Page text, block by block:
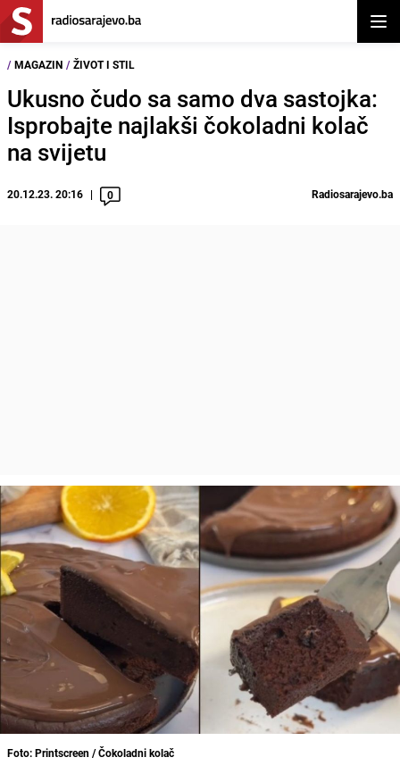
/ MAGAZIN / ŽIVOT I STIL
Ukusno čudo sa samo dva sastojka:
Isprobajte najlakši čokoladni kolač
na svijetu
20.12.23. 20:16 0 Radiosarajevo.ba
Foto: Printscreen / Čokoladni kolač